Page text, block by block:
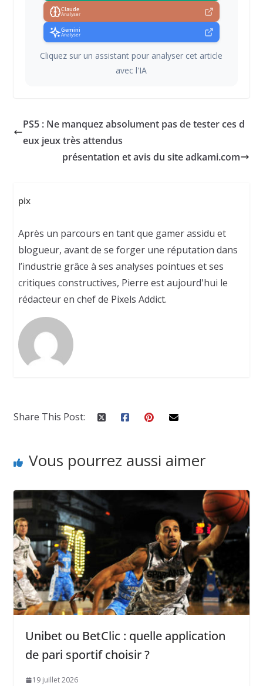
Claude
Analyser
Gemini
Analyser
Cliquez sur un assistant pour analyser cet article
avec l'IA
PS5 : Ne manquez absolument pas de tester ces d
eux jeux très attendus
présentation et avis du site adkami.com
pix
Après un parcours en tant que gamer assidu et
blogueur, avant de se forger une réputation dans
l’industrie grâce à ses analyses pointues et ses
critiques constructives, Pierre est aujourd'hui le
rédacteur en chef de Pixels Addict.
Share This Post:
Vous pourrez aussi aimer
Unibet ou BetClic : quelle application
de pari sportif choisir ?
19 juillet 2026